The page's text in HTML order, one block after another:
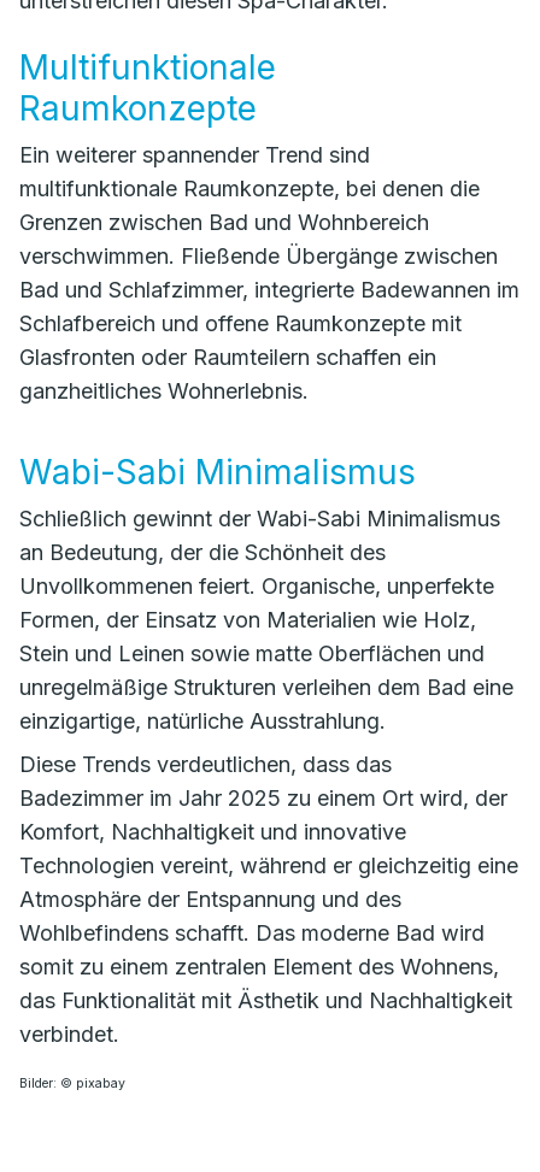
Multifunktionale
Raumkonzepte
Ein weiterer spannender Trend sind
multifunktionale Raumkonzepte, bei denen die
Grenzen zwischen Bad und Wohnbereich
verschwimmen. Fließende Übergänge zwischen
Bad und Schlafzimmer, integrierte Badewannen im
Schlafbereich und offene Raumkonzepte mit
Glasfronten oder Raumteilern schaffen ein
ganzheitliches Wohnerlebnis.
Wabi-Sabi Minimalismus
Schließlich gewinnt der Wabi-Sabi Minimalismus
an Bedeutung, der die Schönheit des
Unvollkommenen feiert. Organische, unperfekte
Formen, der Einsatz von Materialien wie Holz,
Stein und Leinen sowie matte Oberflächen und
unregelmäßige Strukturen verleihen dem Bad eine
einzigartige, natürliche Ausstrahlung.
Diese Trends verdeutlichen, dass das
Badezimmer im Jahr 2025 zu einem Ort wird, der
Komfort, Nachhaltigkeit und innovative
Technologien vereint, während er gleichzeitig eine
Atmosphäre der Entspannung und des
Wohlbefindens schafft. Das moderne Bad wird
somit zu einem zentralen Element des Wohnens,
das Funktionalität mit Ästhetik und Nachhaltigkeit
verbindet.
Bilder: © pixabay